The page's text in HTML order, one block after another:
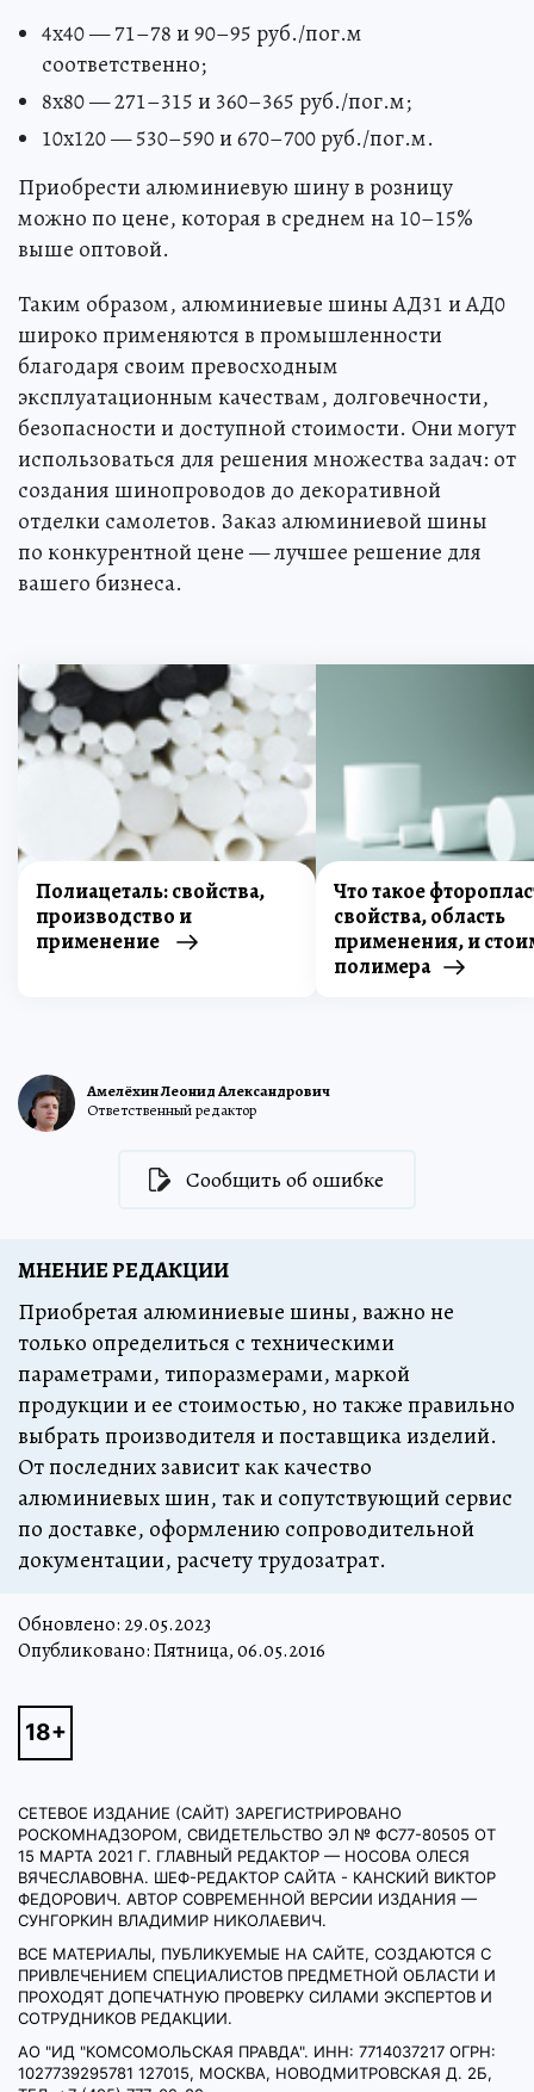
4х40 — 71–78 и 90–95 руб./пог.м
соответственно;
8х80 — 271–315 и 360–365 руб./пог.м;
10х120 — 530–590 и 670–700 руб./пог.м.
Приобрести алюминиевую шину в розницу
можно по цене, которая в среднем на 10–15%
выше оптовой.
Таким образом, алюминиевые шины АД31 и АД0
широко применяются в промышленности
благодаря своим превосходным
эксплуатационным качествам, долговечности,
безопасности и доступной стоимости. Они могут
использоваться для решения множества задач: от
создания шинопроводов до декоративной
отделки самолетов. Заказ алюминиевой шины
по конкурентной цене — лучшее решение для
вашего бизнеса.
Полиацеталь: свойства,
производство и
применение
Что такое
свойства, область
применения, и
полимера
Амелёхин Леонид Александрович
Ответственный редактор
Сообщить об ошибке
МНЕНИЕ РЕДАКЦИИ
Приобретая алюминиевые шины, важно не
только определиться с техническими
параметрами, типоразмерами, маркой
продукции и ее стоимостью, но также правильно
выбрать производителя и поставщика изделий.
От последних зависит как качество
алюминиевых шин, так и сопутствующий сервис
по доставке, оформлению сопроводительной
документации, расчету трудозатрат.
Обновлено: 29.05.2023
Опубликовано: Пятница, 06.05.2016
СЕТЕВОЕ ИЗДАНИЕ (САЙТ) ЗАРЕГИСТРИРОВАНО
РОСКОМНАДЗОРОМ, СВИДЕТЕЛЬСТВО ЭЛ № ФС77-80505 ОТ
15 МАРТА 2021 Г. ГЛАВНЫЙ РЕДАКТОР — НОСОВА ОЛЕСЯ
ВЯЧЕСЛАВОВНА. ШЕФ-РЕДАКТОР САЙТА - КАНСКИЙ ВИКТОР
ФЕДОРОВИЧ. АВТОР СОВРЕМЕННОЙ ВЕРСИИ ИЗДАНИЯ —
СУНГОРКИН ВЛАДИМИР НИКОЛАЕВИЧ.
ВСЕ МАТЕРИАЛЫ, ПУБЛИКУЕМЫЕ НА САЙТЕ, СОЗДАЮТСЯ С
ПРИВЛЕЧЕНИЕМ СПЕЦИАЛИСТОВ ПРЕДМЕТНОЙ ОБЛАСТИ И
ПРОХОДЯТ ДОПЕЧАТНУЮ ПРОВЕРКУ СИЛАМИ ЭКСПЕРТОВ И
СОТРУДНИКОВ РЕДАКЦИИ.
АО "ИД "КОМСОМОЛЬСКАЯ ПРАВДА". ИНН: 7714037217 ОГРН:
1027739295781 127015, МОСКВА, НОВОДМИТРОВСКАЯ Д. 2Б,